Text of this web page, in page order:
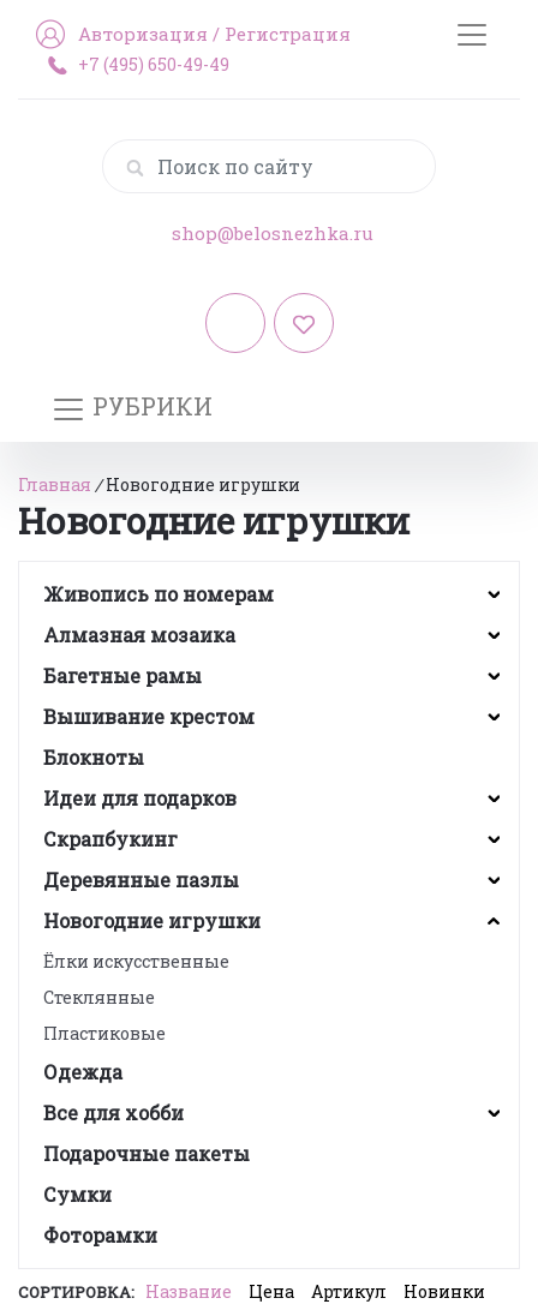
Авторизация / Регистрация
+7 (495) 650-49-49
shop@belosnezhka.ru
РУБРИКИ
Главная /Новогодние игрушки
Новогодние игрушки
Живопись по номерам
Алмазная мозаика
Багетные рамы
Вышивание крестом
Блокноты
Идеи для подарков
Скрапбукинг
Деревянные пазлы
Новогодние игрушки
Ёлки искусственные
Стеклянные
Пластиковые
Одежда
Все для хобби
Подарочные пакеты
Сумки
Фоторамки
СОРТИРОВКА: Название Цена Артикул Новинки